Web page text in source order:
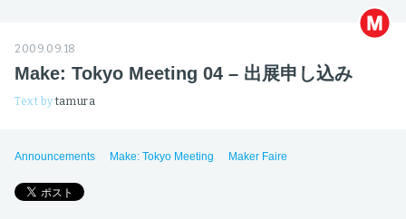
2009.09.18
Make: Tokyo Meeting 04 – 出展申し込み
Text bytamura
Announcements Make: Tokyo Meeting Maker Faire